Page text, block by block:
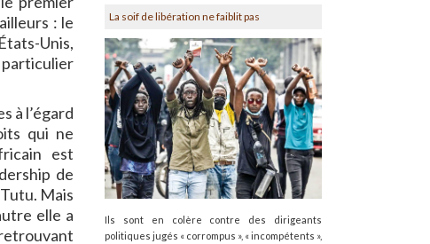
: le
Unis,
particulier
à l’égard
qui ne
est
de
Mais
elle a
La soif de libération ne faiblit pas
Ils sont en colère contre des dirigeants
politiques jugés « corrompus », « incompétents »,